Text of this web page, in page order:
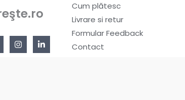
Cum plătesc
Livrare si retur
Formular Feedback
Contact